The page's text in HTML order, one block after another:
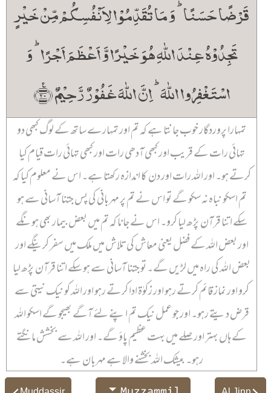
قَرۡضًا حَسَنًا ؕ وَ مَا تُقَدِّمُوۡا لِاَنۡفُسِکُمۡ مِّنۡ خَیۡرٍ
تَجِدُوۡہُ عِنۡدَ اللّٰہِ ہُوَ خَیۡرًا وَّ اَعۡظَمَ اَجۡرًا ؕ وَ
اسۡتَغۡفِرُوا اللّٰہَ ؕ اِنَّ اللّٰہَ غَفُوۡرٌ رَّحِیۡمٌ ﴿٪۲۰﴾
تمہارا پروردگار خوب جانتا ہے کہ تم اور تمہارے ساتھ کے لوگ کبھی دو
تہائی رات کے قریب اور کبھی آدھی رات اور کبھی تہائی رات قیام کیا
کرتے ہو۔ اور اللہ رات اور دن کا اندازہ رکھتا ہے۔ اس نے معلوم کیا کہ
تم اسکو نباہ نہ سکو گے تو اس نے تم پر مہربانی کی پس جتنا آسانی سے ہو
سکے اتنا قرآن پڑھ لیا کرو۔ اس نے جانا کہ تم میں بعض بیمار بھی ہونگے
اور بعض اللہ کے فضل یعنی معاش کی تلاش میں ملک میں سفر کرینگے اور
بعض اللہ کی راہ میں لڑیں گے۔ تو جتنا آسانی سے ہو سکے اتنا قرآن پڑھ لیا
کرو اور نماز قائم کرتے رہو اور زکوٰۃ ادا کرتے رہو اور اللہ کو نیک نیتی سے
قرض دیتے رہو۔ اور جو عمل نیک تم اپنے لئے آگے بھیجو گے اسکو اللہ
کے ہاں بہتر اور صلے میں بہت عظیم پاؤ گے۔ اور اللہ سے بخشش مانگتے
رہو۔ بیشک اللہ بخشنے والا ہے مہربان ہے۔